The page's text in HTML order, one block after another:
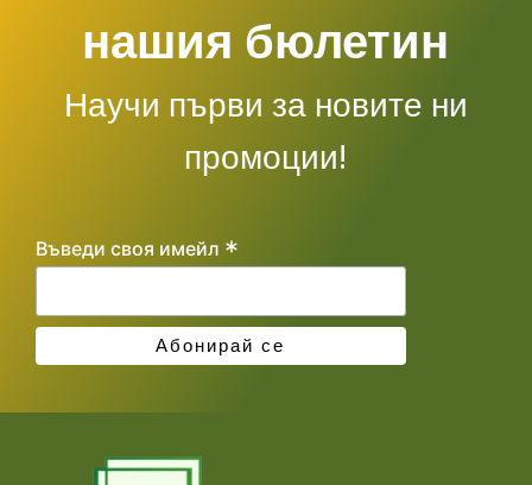
нашия бюлетин
Научи първи за новите ни
промоции!
Въведи своя имейл *